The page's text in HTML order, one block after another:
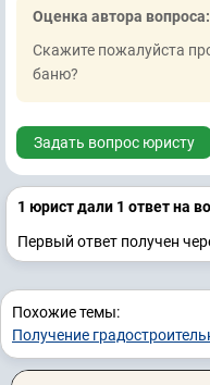
Оценка автора вопроса:
Скажите пожалуйста
баню?
Задать вопрос юристу
1 юрист дали 1 ответ на
Первый ответ получен
Похожие темы:
Получение